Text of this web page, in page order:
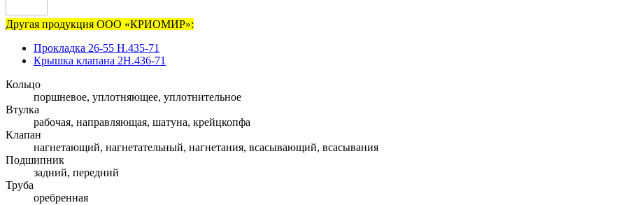
Другая продукция ООО «КРИОМИР»:
Прокладка 26-55 Н.435-71
Крышка клапана 2Н.436-71
Кольцо
поршневое, уплотняющее, уплотнительное
Втулка
рабочая, направляющая, шатуна, крейцкопфа
Клапан
нагнетающий, нагнетательный, нагнетания, всасывающий, всасывания
Подшипник
задний, передний
Труба
оребренная